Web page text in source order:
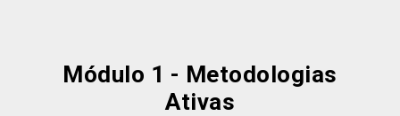
Módulo 1 - Metodologias
Ativas